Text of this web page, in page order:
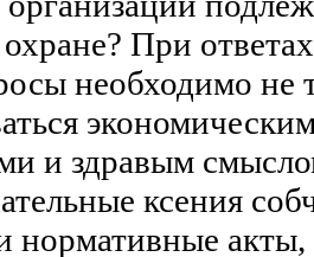
При
необходимо не
и здравым
ксения
нормативные акты,